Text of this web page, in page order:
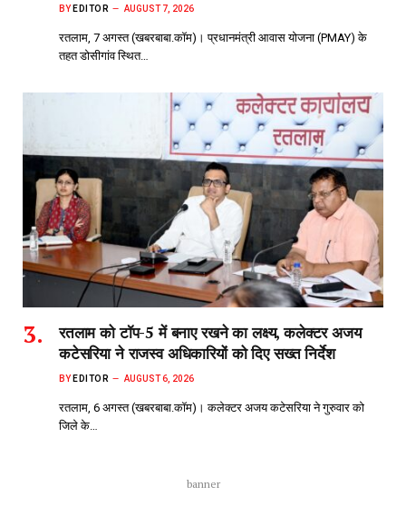
BY EDITOR AUGUST 7, 2026
रतलाम, 7 अगस्त (खबरबाबा.कॉम)। प्रधानमंत्री आवास योजना (PMAY) के
तहत डोसीगांव स्थित…
रतलाम को टॉप-5 में बनाए रखने का लक्ष्य, कलेक्टर अजय
कटेसरिया ने राजस्व अधिकारियों को दिए सख्त निर्देश
BY EDITOR AUGUST 6, 2026
रतलाम, 6 अगस्त (खबरबाबा.कॉम)। कलेक्टर अजय कटेसरिया ने गुरुवार को
जिले के…
banner